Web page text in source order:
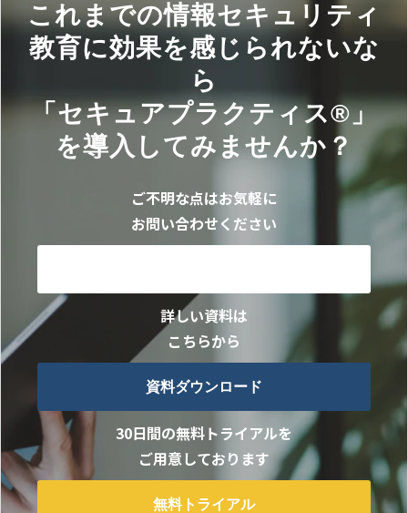
これまでの情報セキュリティ
教育に効果を感じられないな
ら
「セキュアプラクティス®」
を導入してみませんか？
ご不明な点はお気軽に
お問い合わせください
詳しい資料は
こちらから
資料ダウンロード
30日間の無料トライアルを
ご用意しております
無料トライアル